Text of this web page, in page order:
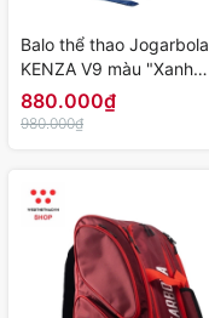
Balo thể thao Jogarbola
KENZA V9 màu "Xanh
Trắng" - Hàng Chính
880.000₫
980.000₫